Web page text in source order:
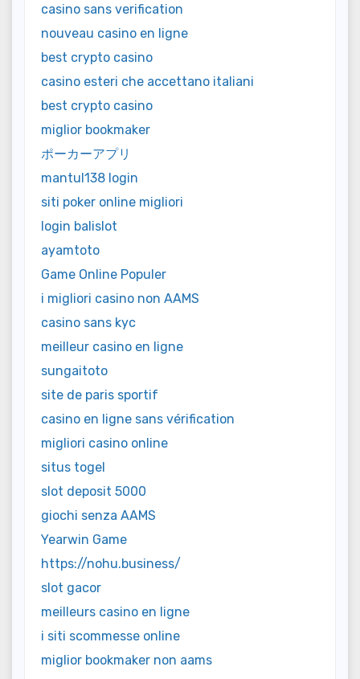
casino sans verification
nouveau casino en ligne
best crypto casino
casino esteri che accettano italiani
best crypto casino
miglior bookmaker
ポーカーアプリ
mantul138 login
siti poker online migliori
login balislot
ayamtoto
Game Online Populer
i migliori casino non AAMS
casino sans kyc
meilleur casino en ligne
sungaitoto
site de paris sportif
casino en ligne sans vérification
migliori casino online
situs togel
slot deposit 5000
giochi senza AAMS
Yearwin Game
https://nohu.business/
slot gacor
meilleurs casino en ligne
i siti scommesse online
miglior bookmaker non aams